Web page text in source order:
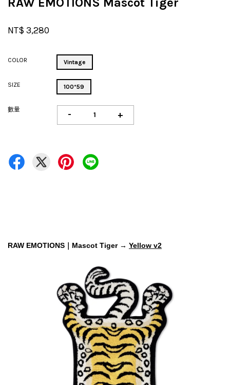
NT$ 3,280
COLOR Vintage
SIZE 100*59
數量
- +
RAW EMOTIONS｜Mascot Tiger → Yellow v2